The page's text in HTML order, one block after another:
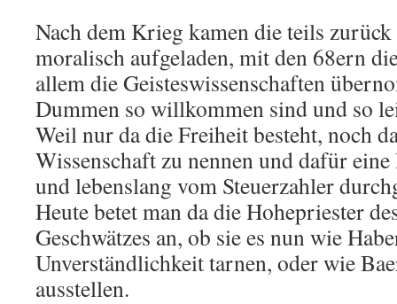
Nach dem Krieg kamen die teils zurück
moralisch aufgeladen, mit den 68ern
allem die Geisteswissenschaften
Dummen so willkommen sind und so
Weil nur da die Freiheit besteht, noch
Wissenschaft zu nennen und dafür
und lebenslang vom Steuerzahler
Heute betet man da die Hohepriester
Geschwätzes an, ob sie es nun wie
Unverständlichkeit tarnen, oder wie
ausstellen.